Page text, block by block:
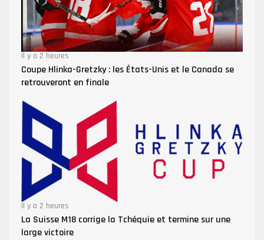
Il y a 2 heures
Coupe Hlinka-Gretzky : les États-Unis et le Canada se
retrouveront en finale
Il y a 2 heures
La Suisse M18 corrige la Tchéquie et termine sur une
large victoire